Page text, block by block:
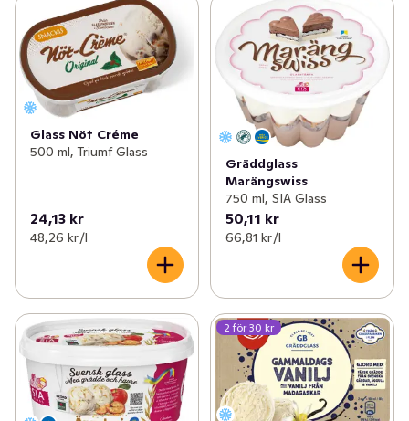
Glass Nöt Créme
500 ml, Triumf Glass
24,13 kr
48,26 kr /l
Gräddglass
Marängswiss
750 ml, SIA Glass
50,11 kr
66,81 kr /l
2 för 30 kr